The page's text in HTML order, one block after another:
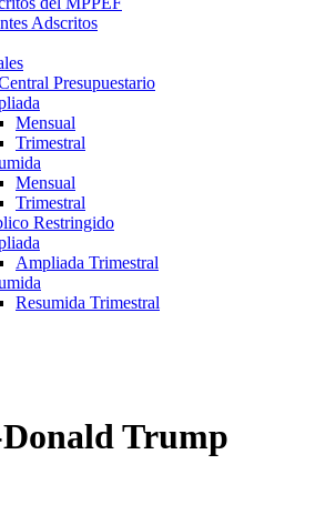
Adscritos
Presupuestario
Mensual
Trimestral
Mensual
Trimestral
Restringido
Ampliada Trimestral
Resumida Trimestral
Trump